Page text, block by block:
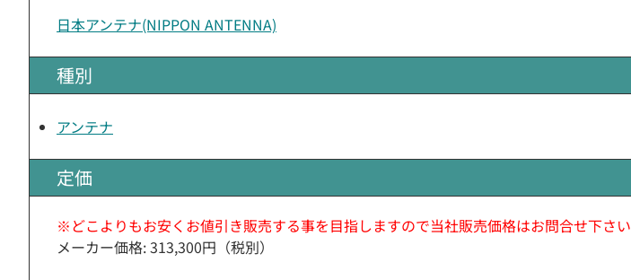
日本アンテナ(NIPPON ANTENNA)
種別
アンテナ
定価
※どこよりもお安くお値引き販売する事を目指しますので当社販売価格はお問合せ下さい
メーカー価格: 313,300円（税別）